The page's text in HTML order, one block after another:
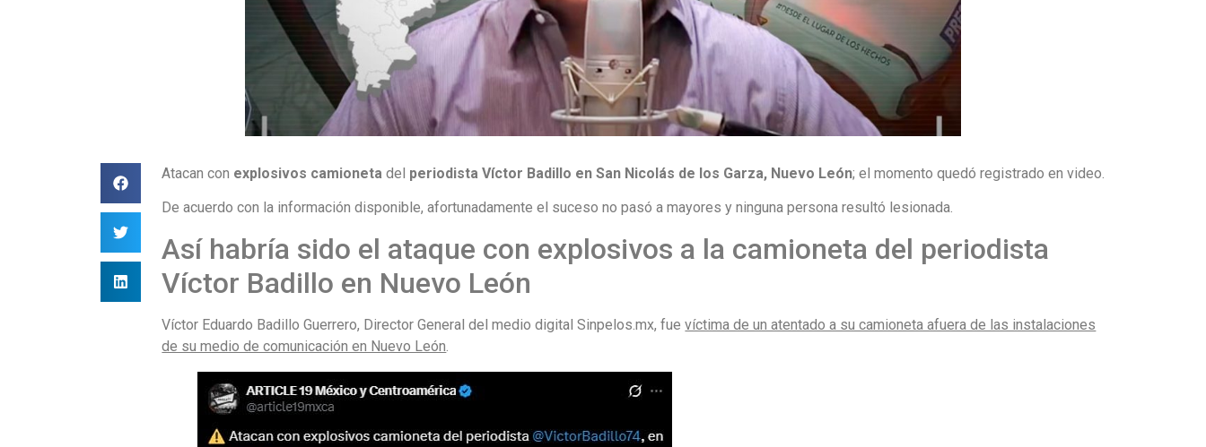
Atacan con explosivos camioneta del periodista Víctor Badillo en San Nicolás de los Garza, Nuevo León; el momento quedó registrado en video.
De acuerdo con la información disponible, afortunadamente el suceso no pasó a mayores y ninguna persona resultó lesionada.
Así habría sido el ataque con explosivos a la camioneta del periodista
Víctor Badillo en Nuevo León
Víctor Eduardo Badillo Guerrero, Director General del medio digital Sinpelos.mx, fuevíctima de un atentado a su camioneta afuera de las instalaciones
de su medio de comunicación en Nuevo León